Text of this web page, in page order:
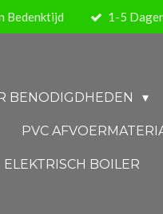
Bedenktijd 1-5
BENODIGDHEDEN
PVC
ELEKTRISCH BOILER